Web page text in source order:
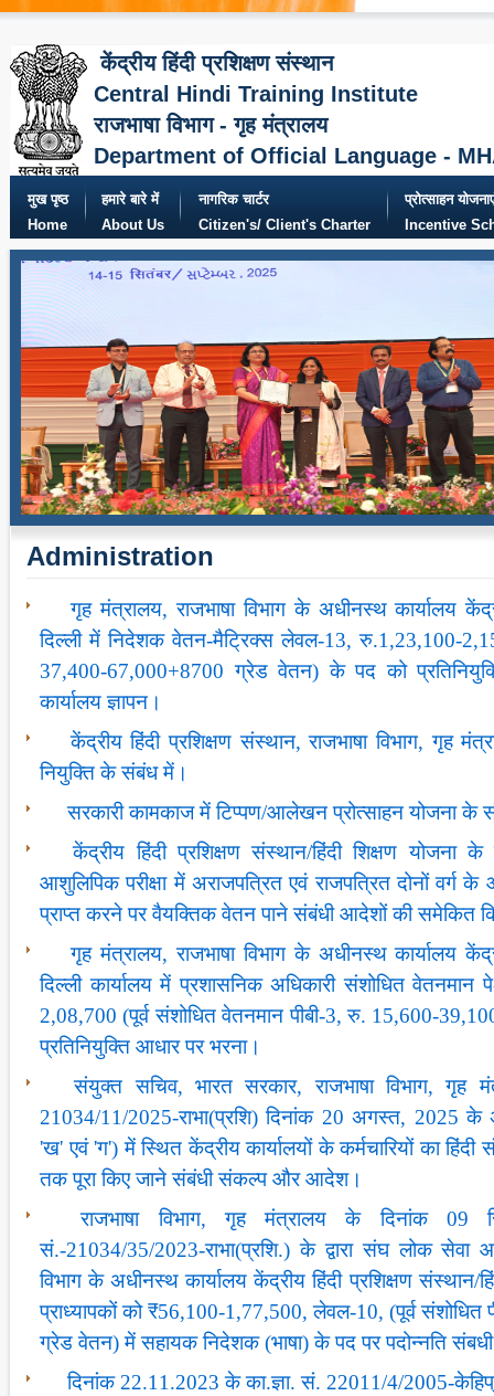
केंद्रीय हिंदी प्रशिक्षण संस्थान
Central Hindi Training Institute
राजभाषा विभाग - गृह मंत्रालय
Department of Official Language -
मुख पृष्ठ
Home
हमारे बारे में
About Us
नागरिक चार्टर
Citizen's/ Client's Charter
प्रोत्साहन
Incentive
Administration
गृह मंत्रालय, राजभाषा विभाग के अधीनस्थ कार्यालय
दिल्ली में निदेशक वेतन-मैट्रिक्स लेवल-13, रु.1,23,100-
37,400-67,000+8700 ग्रेड वेतन) के पद को
कार्यालय ज्ञापन।
केंद्रीय हिंदी प्रशिक्षण संस्थान, राजभाषा विभाग, गृह
नियुक्ति के संबंध में।
सरकारी कामकाज में टिप्पण/आलेखन प्रोत्साहन योजना के
केंद्रीय हिंदी प्रशिक्षण संस्थान/हिंदी शिक्षण योजना
आशुलिपिक परीक्षा में अराजपत्रित एवं राजपत्रित दोनों
प्राप्त करने पर वैयक्तिक वेतन पाने संबंधी आदेशों की समेकित
गृह मंत्रालय, राजभाषा विभाग के अधीनस्थ कार्यालय
दिल्ली कार्यालय में प्रशासनिक अधिकारी संशोधित
2,08,700 (पूर्व संशोधित वेतनमान पीबी-3, रु. 15,600-
प्रतिनियुक्ति आधार पर भरना।
संयुक्त सचिव, भारत सरकार, राजभाषा विभाग, गृह
21034/11/2025-राभा(प्रशि) दिनांक 20 अगस्त, 2025 के
'ख' एवं 'ग') में स्थित केंद्रीय कार्यालयों के कर्मचारियों का
तक पूरा किए जाने संबंधी संकल्प और आदेश।
राजभाषा विभाग, गृह मंत्रालय के दिनांक
सं.-21034/35/2023-राभा(प्रशि.) के द्वारा संघ लोक सेवा
विभाग के अधीनस्थ कार्यालय केंद्रीय हिंदी प्रशिक्षण संस्थान/
प्राध्यापकों को ₹56,100-1,77,500, लेवल-10, (पूर्व
ग्रेड वेतन) में सहायक निदेशक (भाषा) के पद पर पदोन्नति
दिनांक 22.11.2023 के का.ज्ञा. सं. 22011/4/2005-